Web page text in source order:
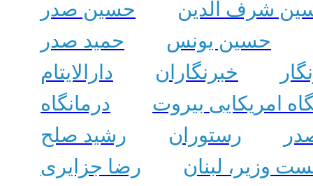
شرف الدین
حسین صدر
حسین یونس
حمید صدر
خبرنگاران
دارالایتام
امریکایی بیروت
درمانگاه
رستوران
رشید صلح
وزیر، لبنان
رضا جزایری